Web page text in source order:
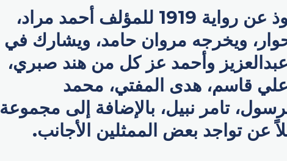
فيلم "كيرة والجن" مأخوذ عن رواية 1919 للمؤلف أحمد مراد،
ويخرجه مروان حامد، ويشارك في
وأحمد عز كل من هند صبري،
قاسم، هدى المفتي، محمد
تامر نبيل، بالإضافة إلى مجموعة
تواجد بعض الممثلين الأجانب.